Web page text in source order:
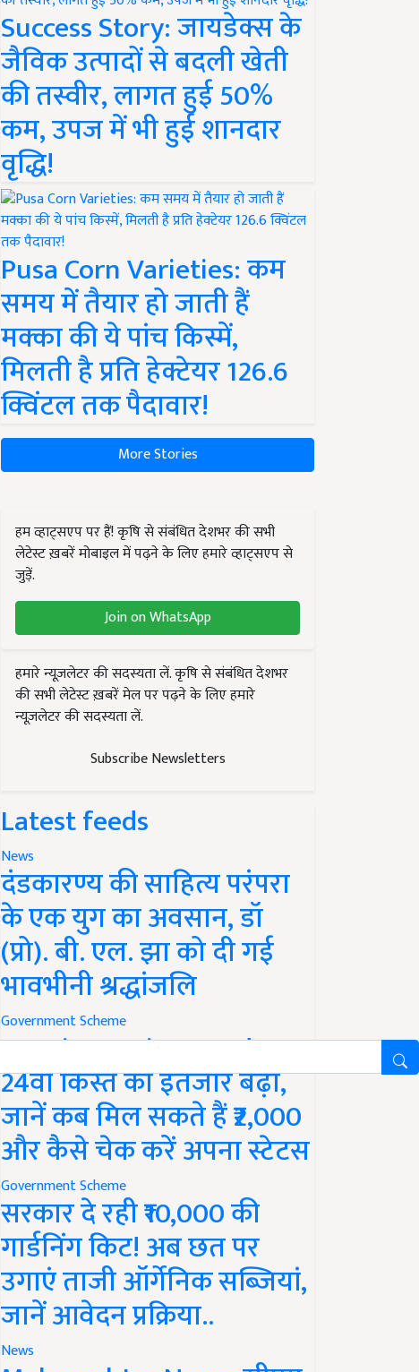
Success Story: जायडेक्स के
जैविक उत्पादों से बदली खेती
की तस्वीर, लागत हुई 50%
कम, उपज में भी हुई शानदार
वृद्धि!
Pusa Corn Varieties: कम
समय में तैयार हो जाती हैं
मक्का की ये पांच किस्में,
मिलती है प्रति हेक्टेयर 126.6
क्विंटल तक पैदावार!
More Stories
हम व्हाट्सएप पर हैं! कृषि से संबंधित देशभर की सभी
लेटेस्ट ख़बरें मोबाइल में पढ़ने के लिए हमारे व्हाट्सएप से
जुड़ें.
Join on WhatsApp
हमारे न्यूज़लेटर की सदस्यता लें. कृषि से संबंधित देशभर
की सभी लेटेस्ट ख़बरें मेल पर पढ़ने के लिए हमारे
न्यूज़लेटर की सदस्यता लें.
Subscribe Newsletters
Latest feeds
News
दंडकारण्य की साहित्य परंपरा
के एक युग का अवसान, डॉ
(प्रो). बी. एल. झा को दी गई
भावभीनी श्रद्धांजलि
Government Scheme
PM Kisan Yojana Update:
24वीं किस्त का इंतजार बढ़ा,
जानें कब मिल सकते हैं ₹2,000
और कैसे चेक करें अपना स्टेटस
Government Scheme
सरकार दे रही ₹10,000 की
गार्डनिंग किट! अब छत पर
उगाएं ताजी ऑर्गेनिक सब्जियां,
जानें आवेदन प्रक्रिया..
News